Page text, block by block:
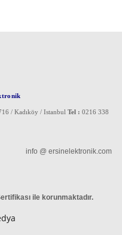
/ Kadıköy / Istanbul Tel : 0216 338
info @ ersinelektronik.com
ile korunmaktadır.